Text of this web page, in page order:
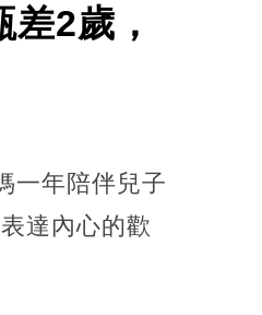
2歲，
一年陪伴兒子
達內心的歡